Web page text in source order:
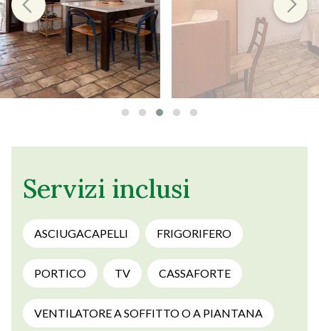
Servizi inclusi
ASCIUGACAPELLI FRIGORIFERO
PORTICO TV CASSAFORTE
VENTILATORE A SOFFITTO O A PIANTANA